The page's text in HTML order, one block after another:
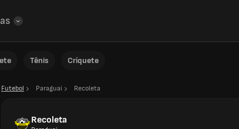
Tênis Críquete
Futebol Paraguai Recoleta
Recoleta